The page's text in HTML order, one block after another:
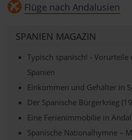
Flüge nach Andalusien
SPANIEN MAGAZIN
Typisch spanisch! -
Spanien
Einkommen und Gehälter in
Der Spanische Bürgerkrieg
Eine Ferienimmobilie in
Spanische Nationalhymne –